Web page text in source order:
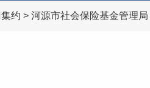
约 > 河源市社会保险基金管理局